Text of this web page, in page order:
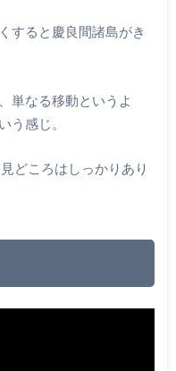
すると慶良間諸島がき
単なる移動というよ
う感じ。
どころはしっかりあり